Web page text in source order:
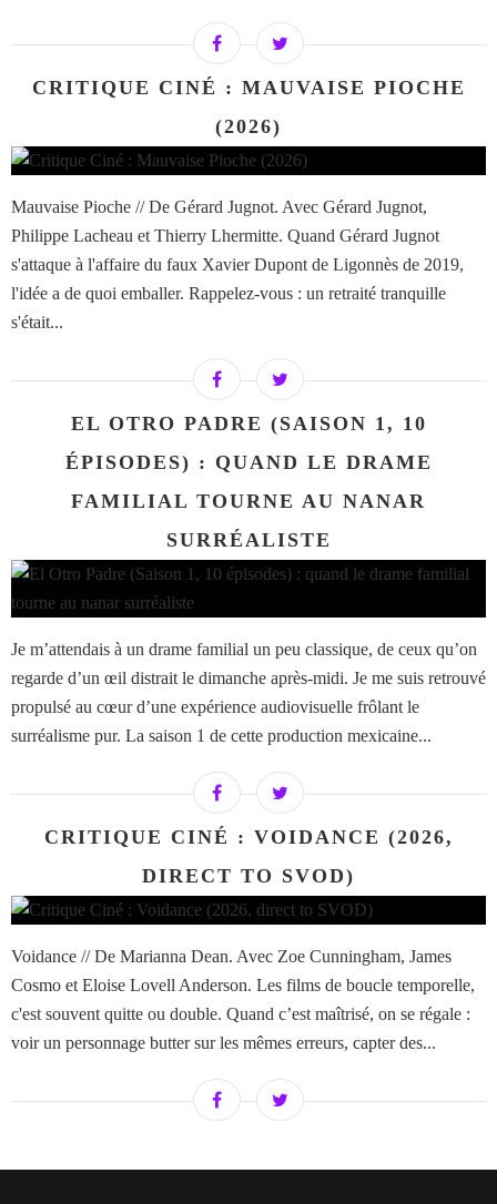
CRITIQUE CINÉ : MAUVAISE PIOCHE
(2026)
Mauvaise Pioche // De Gérard Jugnot. Avec Gérard Jugnot,
Philippe Lacheau et Thierry Lhermitte. Quand Gérard Jugnot
s'attaque à l'affaire du faux Xavier Dupont de Ligonnès de 2019,
l'idée a de quoi emballer. Rappelez-vous : un retraité tranquille
s'était...
EL OTRO PADRE (SAISON 1, 10
ÉPISODES) : QUAND LE DRAME
FAMILIAL TOURNE AU NANAR
SURRÉALISTE
Je m’attendais à un drame familial un peu classique, de ceux qu’on
regarde d’un œil distrait le dimanche après-midi. Je me suis retrouvé
propulsé au cœur d’une expérience audiovisuelle frôlant le
surréalisme pur. La saison 1 de cette production mexicaine...
CRITIQUE CINÉ : VOIDANCE (2026,
DIRECT TO SVOD)
Voidance // De Marianna Dean. Avec Zoe Cunningham, James
Cosmo et Eloise Lovell Anderson. Les films de boucle temporelle,
c'est souvent quitte ou double. Quand c’est maîtrisé, on se régale :
voir un personnage butter sur les mêmes erreurs, capter des...